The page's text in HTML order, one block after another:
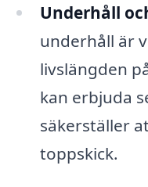
Underhåll
underhåll är
livslängden
kan erbjuda
säkerställer
toppskick.